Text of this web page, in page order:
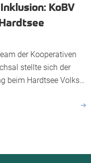
KoBV
der Kooperativen
stellte sich der
beim Hardtsee Volks
wachsen.
Grub von der
das Schwimmen,